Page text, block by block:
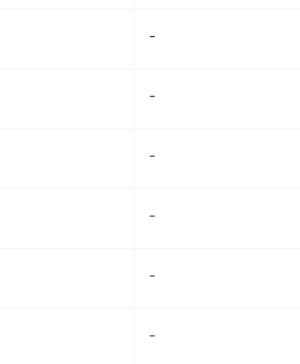
-
-
-
-
-
-